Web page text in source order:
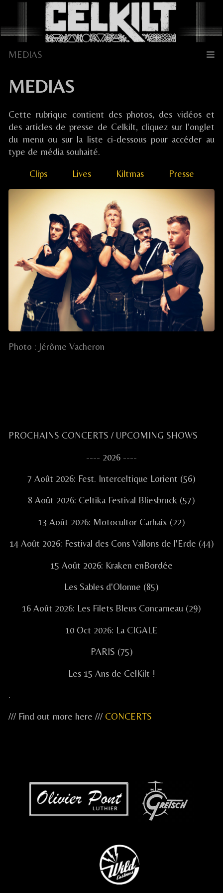
content
MEDIAS
Cette rubrique contient des photos, des vidéos et
des articles de presse de Celkilt, cliquez sur l’onglet
du menu ou sur la liste ci-dessous pour accéder au
type de média souhaité.
Clips Lives Kiltmas Presse
Photo : Jérôme Vacheron
Primary
PROCHAINS CONCERTS / UPCOMING SHOWS
---- 2026 ----
7 Août 2026: Fest. Interceltique Lorient (56)
8 Août 2026: Celtika Festival Bliesbruck (57)
13 Août 2026: Motocultor Carhaix (22)
14 Août 2026: Festival des Cons Vallons de l'Erde (44)
15 Août 2026: Kraken enBordée
Les Sables d'Olonne (85)
16 Août 2026: Les Filets Bleus Concarneau (29)
10 Oct 2026: La CIGALE
PARIS (75)
Les 15 Ans de CelKilt !
.
/// Find out more here /// CONCERTS